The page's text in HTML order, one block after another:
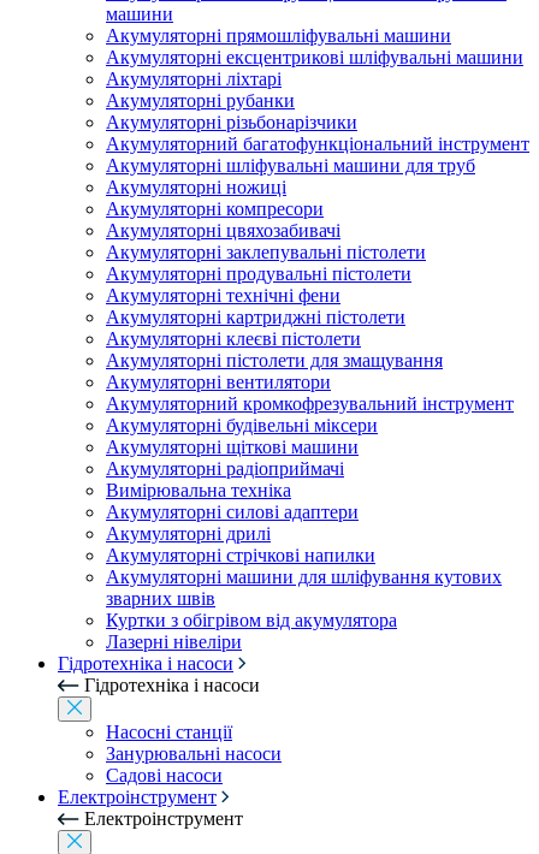
машини
Акумуляторні прямошліфувальні машини
Акумуляторні ексцентрикові шліфувальні машини
Акумуляторні ліхтарі
Акумуляторні рубанки
Акумуляторні різьбонарізчики
Акумуляторний багатофункціональний інструмент
Акумуляторні шліфувальні машини для труб
Акумуляторні ножиці
Акумуляторні компресори
Акумуляторні цвяхозабивачі
Акумуляторні заклепувальні пістолети
Акумуляторні продувальні пістолети
Акумуляторні технічні фени
Акумуляторні картриджні пістолети
Акумуляторні клеєві пістолети
Акумуляторні пістолети для змащування
Акумуляторні вентилятори
Акумуляторний кромкофрезувальний інструмент
Акумуляторні будівельні міксери
Акумуляторні щіткові машини
Акумуляторні радіоприймачі
Вимірювальна техніка
Акумуляторні силові адаптери
Акумуляторні дрилі
Акумуляторні стрічкові напилки
Акумуляторні машини для шліфування кутових
зварних швів
Куртки з обігрівом від акумулятора
Лазерні нівеліри
Гідротехніка і насоси
Гідротехніка і насоси
Насосні станції
Занурювальні насоси
Садові насоси
Електроінструмент
Електроінструмент